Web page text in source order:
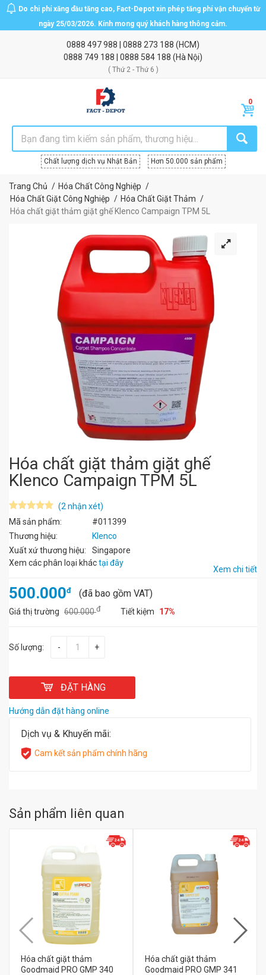
Do chi phí xăng dầu tăng cao, Fact-Depot xin phép tăng phí vận chuyển từ
ngày 25/03/2026. Kính mong quý khách hàng thông cảm.
0888 497 988 0888 273 188 (HCM)
0888 749 188
0888 584 188 (Hà Nội)
( Thứ 2 - Thứ 6 )
Chất lượng dịch vụ Nhật Bản Hơn 50.000 sản phẩm
Trang Chủ
Hóa Chất Công Nghiệp
Hóa Chất Giặt Công Nghiệp
Hóa Chất Giặt Thảm
Hóa chất giặt thảm giặt ghế Klenco Campaign TPM 5L
Hóa chất giặt thảm giặt ghế
Klenco Campaign TPM 5L
(2 nhận xét)
Mã sản phẩm:
#011399
Thương hiệu:
Klenco
Xuất xứ thương hiệu:
Singapore
Xem các phân loại kháctại đây
Xem chi tiết
500.000đ (đã bao gồm VAT)
Giá thị trường 600.000đ Tiết kiệm 17%
Số lượng: - +
ĐẶT HÀNG
Hướng dẫn đặt hàng online
Dịch vụ & Khuyến mãi:
Cam kết sản phẩm chính hãng
Sản phẩm liên quan
Hóa chất giặt thảm
Goodmaid PRO GMP 340
Hóa chất giặt thảm
Goodmaid PRO GMP 341